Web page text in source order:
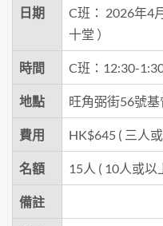
日期
C班： 2026年4
十堂 ）
時間 C班：12:30-
地點 旺角弼街56號
費用 HK$645 ( 三人
名額 15人 ( 10人或以
備註